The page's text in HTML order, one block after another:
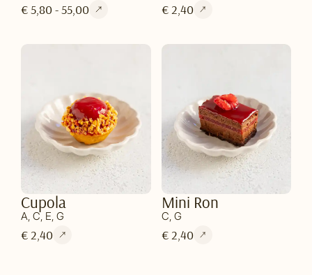
€ 5,80 - 55,00 € 2,40
Cupola
A, C, E, G
€ 2,40
Mini Ron
C, G
€ 2,40